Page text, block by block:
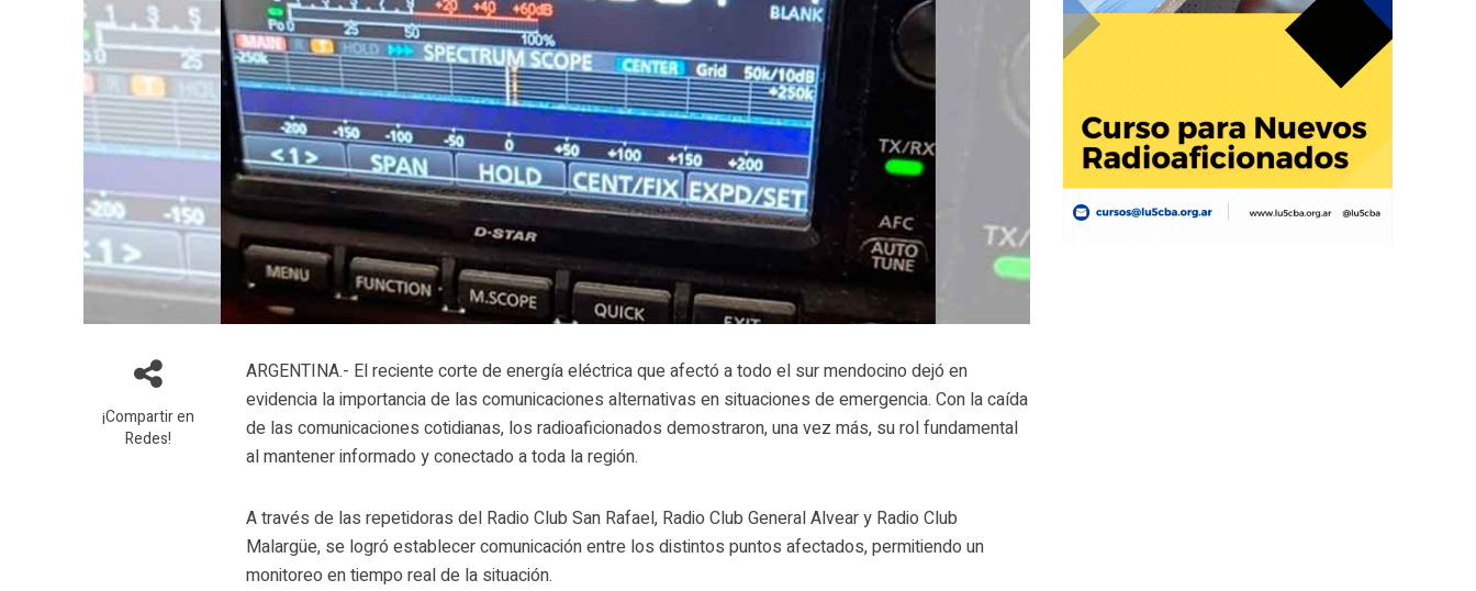
¡Compartir en
Redes!
ARGENTINA.- El reciente corte de energía eléctrica que afectó a todo el sur mendocino dejó en
evidencia la importancia de las comunicaciones alternativas en situaciones de emergencia. Con la caída
de las comunicaciones cotidianas, los radioaficionados demostraron, una vez más, su rol fundamental
al mantener informado y conectado a toda la región.
A través de las repetidoras del Radio Club San Rafael, Radio Club General Alvear y Radio Club
Malargüe, se logró establecer comunicación entre los distintos puntos afectados, permitiendo un
monitoreo en tiempo real de la situación.